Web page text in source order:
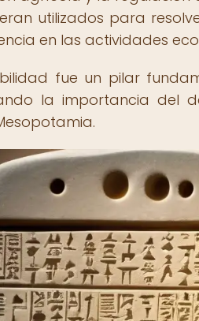
utilizados para
en las actividades
fue un pilar
la importancia del